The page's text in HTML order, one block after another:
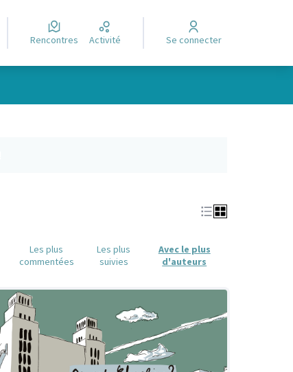
Rencontres Activité Se connecter
Les plus
commentées
Les plus
suivies
Avec le plus
d'auteurs